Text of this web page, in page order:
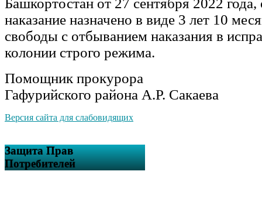
Башкортостан от 27 сентября 2022 года,
наказание назначено в виде 3 лет 10
свободы с отбыванием наказания в
колонии строго режима.
Помощник прокурора
Гафурийского района А.Р. Сакаева
Версия сайта для слабовидящих
Защита Прав
Потребителей